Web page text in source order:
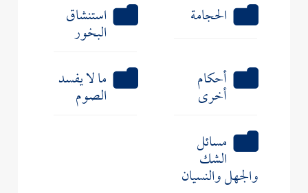
الحجامة
استنشاق
البخور
أحكام
أخرى
ما لا يفسد
الصوم
مسائل
الشك
والجهل والنسيان